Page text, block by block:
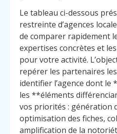
Le tableau ci-dessous
restreinte d’agences
de comparer rapidement
expertises concrètes et
pour votre activité.
repérer les partenaires
identifier l’agence dont
les **éléments
vos priorités : génération
optimisation des fiches,
amplification de la